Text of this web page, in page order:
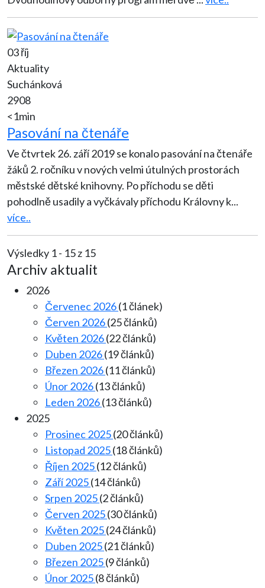
03 říj
Aktuality
Suchánková
2908
<1min
Pasování na čtenáře
Ve čtvrtek 26. září 2019 se konalo pasování na čtenáře
žáků 2. ročníku v nových velmi útulných prostorách
městské dětské knihovny. Po příchodu se děti
pohodlně usadily a vyčkávaly příchodu Královny k...
více..
Výsledky 1 - 15 z 15
Archiv aktualit
2026
Červenec 2026(1 článek)
Červen 2026(25 článků)
Květen 2026(22 článků)
Duben 2026(19 článků)
Březen 2026(11 článků)
Únor 2026(13 článků)
Leden 2026(13 článků)
2025
Prosinec 2025(20 článků)
Listopad 2025(18 článků)
Říjen 2025(12 článků)
Září 2025(14 článků)
Srpen 2025(2 článků)
Červen 2025(30 článků)
Květen 2025(24 článků)
Duben 2025(21 článků)
Březen 2025(9 článků)
Únor 2025(8 článků)